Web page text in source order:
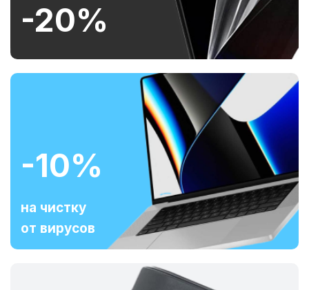
-20%
-10%
на чистку
от вирусов